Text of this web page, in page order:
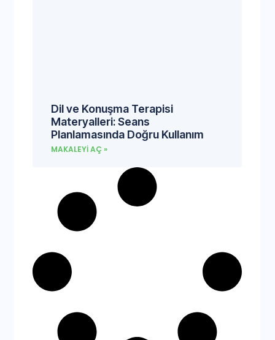
Dil ve Konuşma Terapisi
Materyalleri: Seans
Planlamasında Doğru Kullanım
MAKALEYI AÇ »